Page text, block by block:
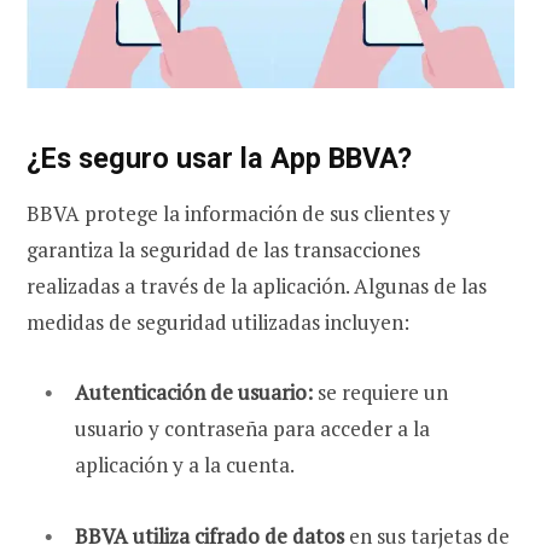
¿Es seguro usar la App BBVA?
BBVA protege la información de sus clientes y
garantiza la seguridad de las transacciones
realizadas a través de la aplicación. Algunas de las
medidas de seguridad utilizadas incluyen:
Autenticación de usuario: se requiere un
usuario y contraseña para acceder a la
aplicación y a la cuenta.
BBVA utiliza cifrado de datosen sus tarjetas de